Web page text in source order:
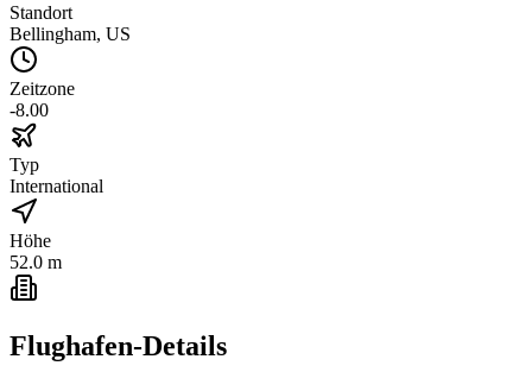
Standort
Bellingham, US
Zeitzone
-8.00
Typ
International
Höhe
52.0 m
Flughafen-Details